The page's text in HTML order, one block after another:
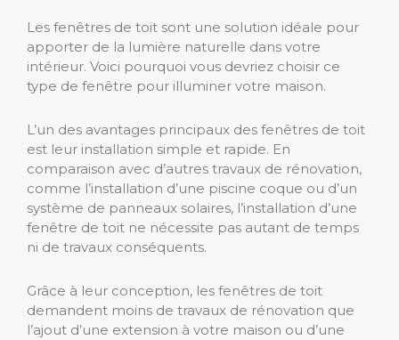
Les fenêtres de toit sont une solution idéale pour
apporter de la lumière naturelle dans votre
intérieur. Voici pourquoi vous devriez choisir ce
type de fenêtre pour illuminer votre maison.
L’un des avantages principaux des fenêtres de toit
est leur installation simple et rapide. En
comparaison avec d’autres travaux de rénovation,
comme l’installation d’une piscine coque ou d’un
système de panneaux solaires, l’installation d’une
fenêtre de toit ne nécessite pas autant de temps
ni de travaux conséquents.
Grâce à leur conception, les fenêtres de toit
demandent moins de travaux de rénovation que
l’ajout d’une extension à votre maison ou d’une